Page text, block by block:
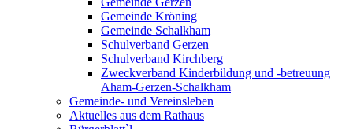
Gemeinde Kröning
Gemeinde Schalkham
Schulverband Gerzen
Schulverband Kirchberg
Zweckverband Kinderbildung und -betreuung
Aham-Gerzen-Schalkham
Gemeinde- und Vereinsleben
Aktuelles aus dem Rathaus